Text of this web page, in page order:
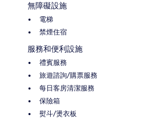
無障礙設施
電梯
禁煙住宿
服務和便利設施
禮賓服務
旅遊諮詢/購票服務
每日客房清潔服務
保險箱
熨斗/燙衣板